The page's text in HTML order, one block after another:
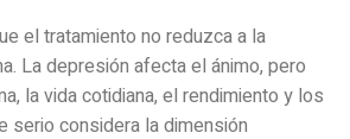
el tratamiento no reduzca a la
La depresión afecta el ánimo, pero
la vida cotidiana, el rendimiento y los
serio considera la dimensión